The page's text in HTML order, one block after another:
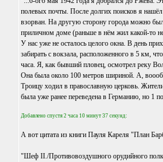
полевых почты. После долгих поисков я
взорван. На другую сторону города можно
приличном доме (раньше в нём жил какой-то
У нас уже не осталось целого окна. В день
забирать с вокзала, расположенного в 5 км,
часа. Я, как бывший пловец, осмотрел реку
Она была около 100 метров шириной. А,
Троицу ходил в православную церковь.
была уже ранее переведена в Германию, но 1
Добавлено спустя 2 часа 10 минут 37 секунд:
А вот цитата из книги Пауля Кареля "План
"Шеф II./Противовоздушного орудийного